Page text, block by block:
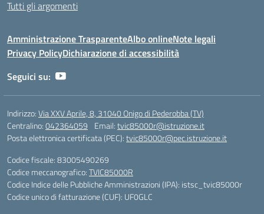
Tutti gli argomenti
Amministrazione TrasparenteAlbo onlineNote legali
Privacy PolicyDichiarazione di accessibilità
Seguici su:
Indirizzo:Via XXV Aprile, 8, 31040 Onigo di Pederobba (TV)
Centralino:042364059 Email:tvic85000r@istruzione.it
Posta elettronica certificata (PEC):tvic85000r@pec.istruzione.it
Codice fiscale: 83005490269
Codice meccanografico:TVIC85000R
Codice Indice delle Pubbliche Amministrazioni (IPA): istsc_tvic85000r
Codice unico di fatturazione (CUF): UF0GLC